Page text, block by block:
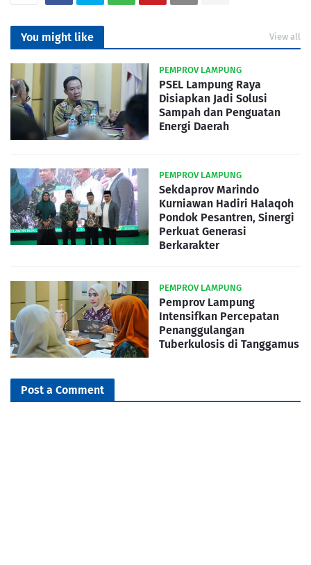
You might like View all
PEMPROV LAMPUNG
PSEL Lampung Raya
Disiapkan Jadi Solusi
Sampah dan Penguatan
Energi Daerah
PEMPROV LAMPUNG
Sekdaprov Marindo
Kurniawan Hadiri Halaqoh
Pondok Pesantren, Sinergi
Perkuat Generasi
Berkarakter
PEMPROV LAMPUNG
Pemprov Lampung
Intensifkan Percepatan
Penanggulangan
Tuberkulosis di Tanggamus
Post a Comment